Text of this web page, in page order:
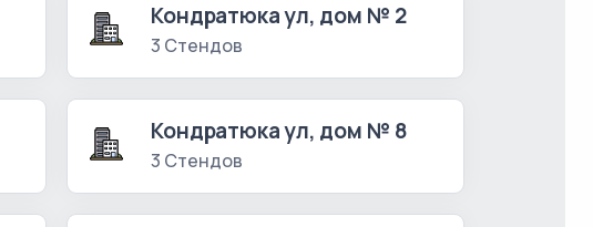
Кондратюка ул, дом № 2
3 Стендов
Кондратюка ул, дом № 8
3 Стендов